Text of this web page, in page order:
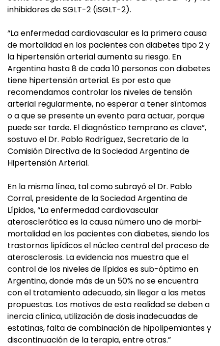
inhibidores de SGLT-2 (iSGLT-2).
“La enfermedad cardiovascular es la primera causa
de mortalidad en los pacientes con diabetes tipo 2 y
la hipertensión arterial aumenta su riesgo. En
Argentina hasta 8 de cada 10 personas con diabetes
tiene hipertensión arterial. Es por esto que
recomendamos controlar los niveles de tensión
arterial regularmente, no esperar a tener síntomas
o a que se presente un evento para actuar, porque
puede ser tarde. El diagnóstico temprano es clave”,
sostuvo el Dr. Pablo Rodríguez, Secretario de la
Comisión Directiva de la Sociedad Argentina de
Hipertensión Arterial.
En la misma línea, tal como subrayó el Dr. Pablo
Corral, presidente de la Sociedad Argentina de
Lípidos, “La enfermedad cardiovascular
aterosclerótica es la causa número uno de morbi-
mortalidad en los pacientes con diabetes, siendo los
trastornos lipídicos el núcleo central del proceso de
aterosclerosis. La evidencia nos muestra que el
control de los niveles de lípidos es sub-óptimo en
Argentina, donde más de un 50% no se encuentra
con el tratamiento adecuado, sin llegar a las metas
propuestas. Los motivos de esta realidad se deben a
inercia clínica, utilización de dosis inadecuadas de
estatinas, falta de combinación de hipolipemiantes y
discontinuación de la terapia, entre otras.”